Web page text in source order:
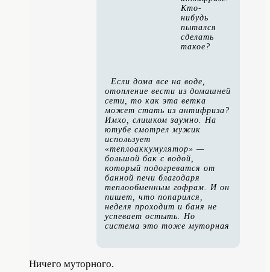
Кто-
нибудь
пытался
сделать
такое?
Если дома все на воде,
отопление вести из домашней
сети, то как эта ветка
может стать из антифриза?
Имхо, слишком заумно. На
ютубе смотрел мужик
использует
«теплоаккумулятор» —
большой бак с водой,
который подогреватся от
банной печи благодаря
теплообменным гофрам. И он
пишет, что попарился,
неделя проходит и баня не
успевает остыть. Но
система это тоже муторная
Ничего муторного.